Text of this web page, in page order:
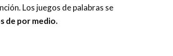
Los juegos de palabras se
de por medio.